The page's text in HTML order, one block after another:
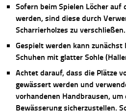
Sofern beim Spielen Löcher auf
werden, sind diese durch
Scharrierholzes zu verschließen.
Gespielt werden kann
Schuhen mit glatter Sohle
Achtet darauf, dass die Plätze
gewässert werden und
vorhandenen Handbrausen,
Bewässerung sicherzustellen.